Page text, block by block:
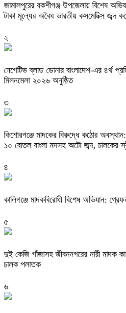
জামালপুরের বকশীগঞ্জ উপজেলায় বিশেষ
টাকা মূল্যের অবৈধ ভারতীয় কসমেটিক্স জব্দ
২
নেগেটিভ ব্লাড ডোনার বাংলাদেশ-এর ৪র্থ
মিলনমেলা ২০২৬ অনুষ্ঠিত
৩
কিশোরগঞ্জে মাদকের বিরুদ্ধে কঠোর অবস্থান:
১০ বোতল বাংলা মদসহ অটো জব্দ, চালকের
৪
কালিগঞ্জে মাদকবিরোধী বিশেষ অভিযান:
৫
দুই কেজি গাঁজাসহ জীবননগরের নারী মাদক
চালক পলাতক
৬